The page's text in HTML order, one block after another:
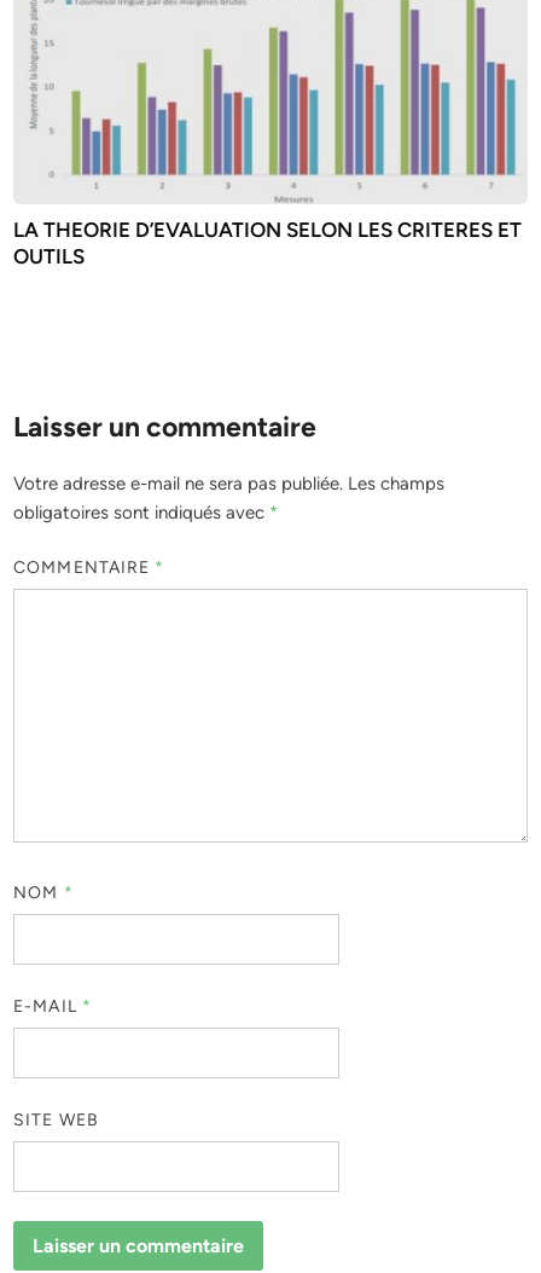
LA THEORIE D’EVALUATION SELON LES CRITERES ET
OUTILS
Laisser un commentaire
Votre adresse e-mail ne sera pas publiée. Les champs
obligatoires sont indiqués avec *
COMMENTAIRE *
NOM *
E-MAIL *
SITE WEB